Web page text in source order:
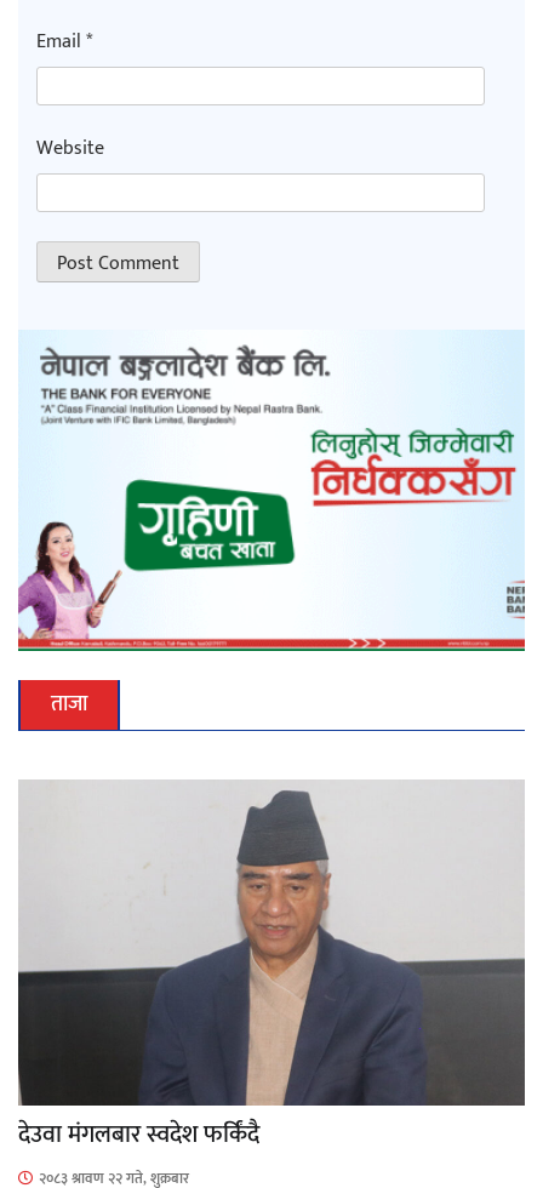
Email*
Website
ताजा
देउवा मंगलबार स्वदेश फर्किंदै
२०८३ श्रावण २२ गते, शुक्रबार